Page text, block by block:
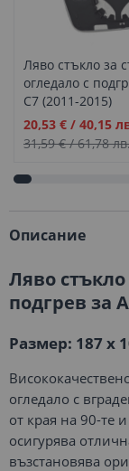
Ляво стъкло за
огледало с
C7 (2011-2015)
Промо
цена
20,53 € / 40,15
31,59 €/61,78
Описание
Ляво
подгрев за
Размер: 187 x
огледало с
от края на 90-те
осигурява
възстановява